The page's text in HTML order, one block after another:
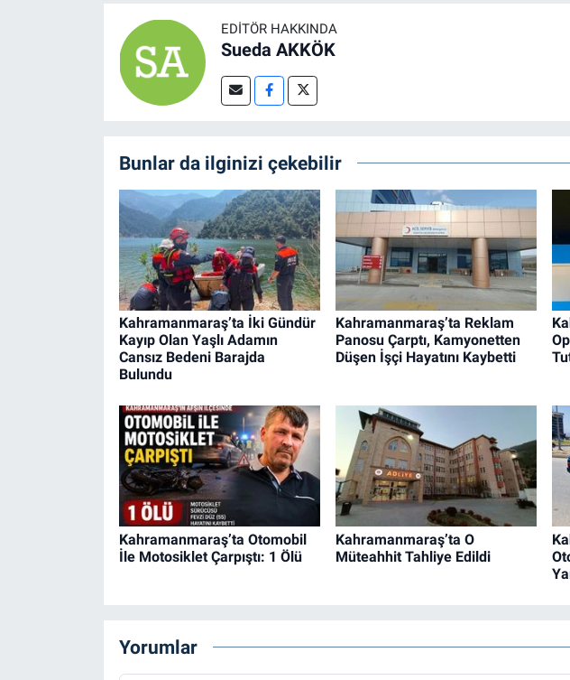
EDITÖR HAKKINDA
Sueda AKKÖK
Bunlar da ilginizi çekebilir
Kahramanmaraş’ta İki Gündür
Kayıp Olan Yaşlı Adamın
Cansız Bedeni Barajda
Bulundu
Kahramanmaraş’ta Reklam
Panosu Çarptı, Kamyonetten
Düşen İşçi Hayatını Kaybetti
Kahramanmaraş’ta Otomobil
İle Motosiklet Çarpıştı: 1 Ölü
Kahramanmaraş’ta O
Müteahhit Tahliye Edildi
Yorumlar